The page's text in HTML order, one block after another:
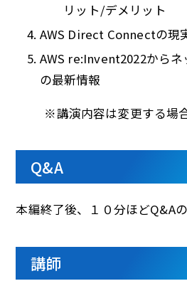
リット/デメリット
AWS Direct Connectの現
AWS re:Invent2022から
の最新情報
※講演内容は変更する場
Q&A
本編終了後、１０分ほどQ&A
講師